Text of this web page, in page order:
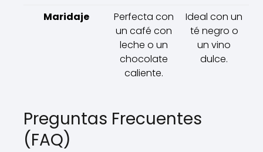
Maridaje
Perfecta con
un café con
leche o un
chocolate
caliente.
Ideal con un
té negro o
un vino
dulce.
Preguntas Frecuentes
(FAQ)